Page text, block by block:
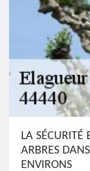
LA SÉCURITÉ
ARBRES
ENVIRONS